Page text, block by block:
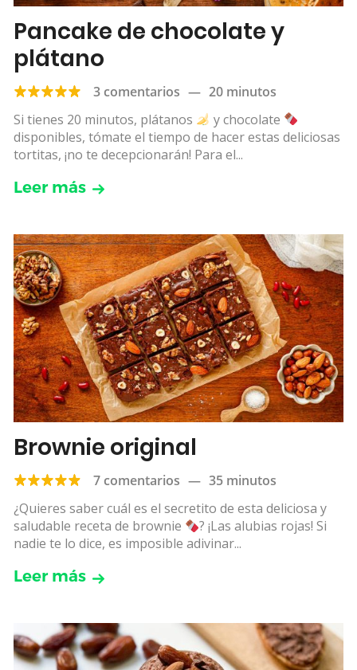
Pancake de chocolate y
plátano
3 comentarios — 20 minutos
Si tienes 20 minutos, plátanos
y chocolate
disponibles, tómate el tiempo de hacer estas deliciosas
tortitas, ¡no te decepcionarán! Para el...
Leer más
Brownie original
7 comentarios — 35 minutos
¿Quieres saber cuál es el secretito de esta deliciosa y
saludable receta de brownie
? ¡Las alubias rojas! Si
nadie te lo dice, es imposible adivinar...
Leer más